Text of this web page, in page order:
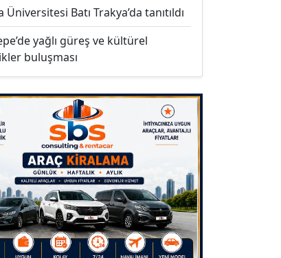
Üniversitesi Batı Trakya’da tanıtıldı
yağlı güreş ve kültürel
buluşması